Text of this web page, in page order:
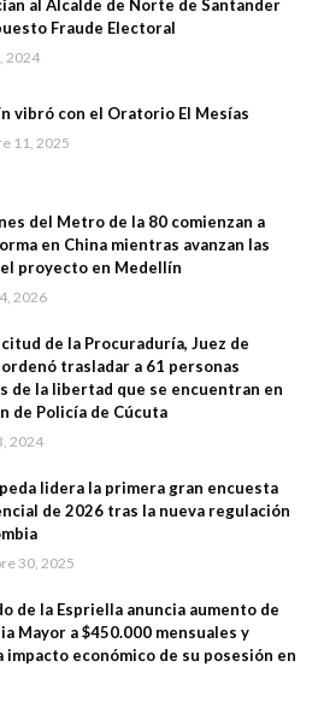
al Alcalde de Norte de Santander
Fraude Electoral
2024
vibró con el Oratorio El Mesías
11, 2025
del Metro de la 80 comienzan a
en China mientras avanzan las
proyecto en Medellín
2026
de la Procuraduría, Juez de
trasladar a 61 personas
de la libertad que se encuentran en
de Policía de Cúcuta
2024
lidera la primera gran encuesta
de 2026 tras la nueva regulación
30, 2025
de la Espriella anuncia aumento de
Mayor a $450.000 mensuales y
impacto económico de su posesión en